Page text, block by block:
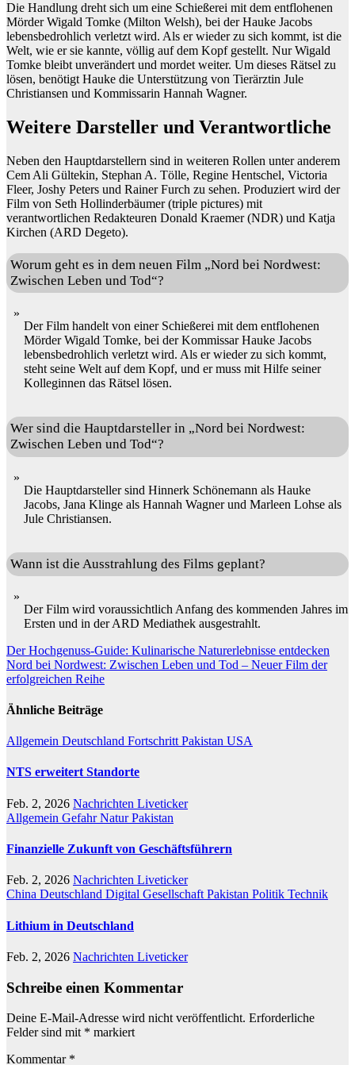
Die Handlung dreht sich um eine Schießerei mit dem entflohenen
Mörder Wigald Tomke (Milton Welsh), bei der Hauke Jacobs
lebensbedrohlich verletzt wird. Als er wieder zu sich kommt, ist die
Welt, wie er sie kannte, völlig auf dem Kopf gestellt. Nur Wigald
Tomke bleibt unverändert und mordet weiter. Um dieses Rätsel zu
lösen, benötigt Hauke die Unterstützung von Tierärztin Jule
Christiansen und Kommissarin Hannah Wagner.
Weitere Darsteller und Verantwortliche
Neben den Hauptdarstellern sind in weiteren Rollen unter anderem
Cem Ali Gültekin, Stephan A. Tölle, Regine Hentschel, Victoria
Fleer, Joshy Peters und Rainer Furch zu sehen. Produziert wird der
Film von Seth Hollinderbäumer (triple pictures) mit
verantwortlichen Redakteuren Donald Kraemer (NDR) und Katja
Kirchen (ARD Degeto).
Worum geht es in dem neuen Film „Nord bei Nordwest:
Zwischen Leben und Tod“?
Der Film handelt von einer Schießerei mit dem entflohenen
Mörder Wigald Tomke, bei der Kommissar Hauke Jacobs
lebensbedrohlich verletzt wird. Als er wieder zu sich kommt,
steht seine Welt auf dem Kopf, und er muss mit Hilfe seiner
Kolleginnen das Rätsel lösen.
Wer sind die Hauptdarsteller in „Nord bei Nordwest:
Zwischen Leben und Tod“?
Die Hauptdarsteller sind Hinnerk Schönemann als Hauke
Jacobs, Jana Klinge als Hannah Wagner und Marleen Lohse als
Jule Christiansen.
Wann ist die Ausstrahlung des Films geplant?
Der Film wird voraussichtlich Anfang des kommenden Jahres im
Ersten und in der ARD Mediathek ausgestrahlt.
Beitragsnavigation
Der Hochgenuss-Guide: Kulinarische Naturerlebnisse entdecken
Nord bei Nordwest: Zwischen Leben und Tod – Neuer Film der
erfolgreichen Reihe
Ähnliche Beiträge
Allgemein Deutschland Fortschritt Pakistan USA
NTS erweitert Standorte
Feb. 2, 2026 Nachrichten Liveticker
Allgemein GefahrNaturPakistan
Finanzielle Zukunft von Geschäftsführern
Feb. 2, 2026 Nachrichten Liveticker
China Deutschland Digital Gesellschaft Pakistan Politik Technik
Lithium in Deutschland
Feb. 2, 2026 Nachrichten Liveticker
Schreibe einen Kommentar
Deine E-Mail-Adresse wird nicht veröffentlicht. Erforderliche
Felder sind mit * markiert
Kommentar *